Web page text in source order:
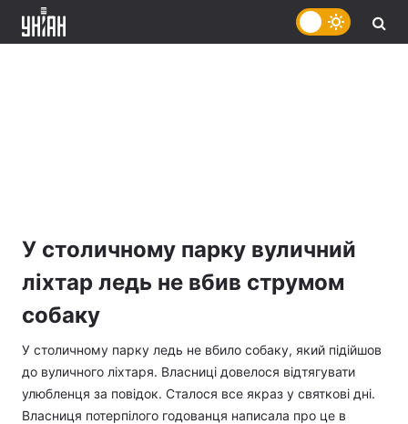
У столичному парку вуличний
ліхтар ледь не вбив струмом
собаку
У столичному парку ледь не вбило собаку, який підійшов
до вуличного ліхтаря. Власниці довелося відтягувати
улюбленця за повідок. Сталося все якраз у святкові дні.
Власниця потерпілого годованця написала про це в